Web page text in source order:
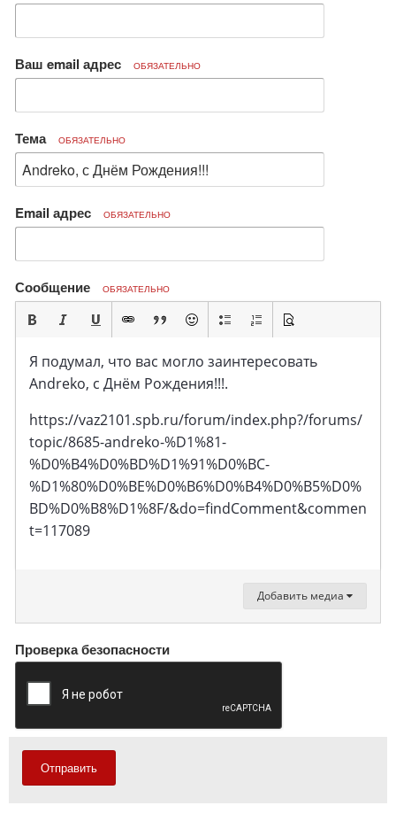
Ваш email адрес ОБЯЗАТЕЛЬНО
Тема ОБЯЗАТЕЛЬНО
Email адрес ОБЯЗАТЕЛЬНО
Сообщение ОБЯЗАТЕЛЬНО
Я подумал, что вас могло заинтересовать
Andreko, с Днём Рождения!!!.
https://vaz2101.spb.ru/forum/index.php?/forums/
topic/8685-andreko-%D1%81-
%D0%B4%D0%BD%D1%91%D0%BC-
%D1%80%D0%BE%D0%B6%D0%B4%D0%B5%D0%
BD%D0%B8%D1%8F/&do=findComment&commen
t=117089
Добавить медиа
Проверка безопасности
Отправить